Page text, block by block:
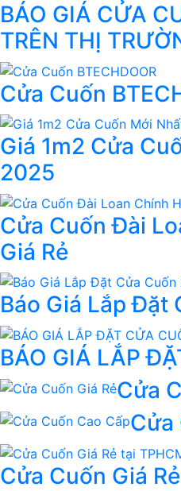
BÁO GIÁ CỬA
TRÊN THỊ
Cửa Cuốn
Giá 1m2 Cửa
2025
Cửa Cuốn Đài
Giá Rẻ
Báo Giá Lắp Đặt
BÁO GIÁ LẮP
Cửa
Cửa
Cửa Cuốn Giá